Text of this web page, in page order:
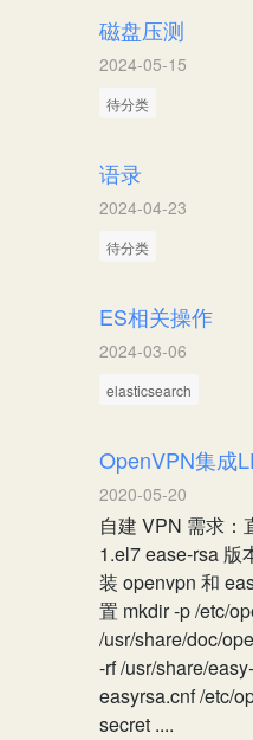
磁盘压测
2024-05-15
待分类
语录
2024-04-23
待分类
ES相关操作
2024-03-06
elasticsearch
OpenVPN集成
2020-05-20
自建 VPN 需求
1.el7 ease-rsa 版
装 openvpn 和
置 mkdir -p /etc/
/usr/share/doc/
-rf /usr/share/
easyrsa.cnf /etc/
secret ....